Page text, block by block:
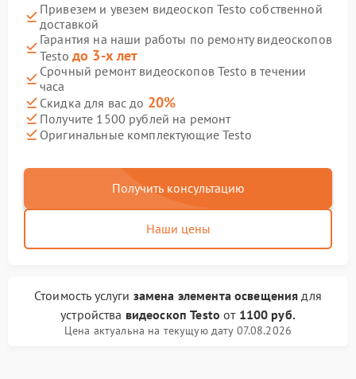
Привезем и увезем видеоскоп Testo собственной
доставкой
Гарантия на наши работы по ремонту видеоскопов
Testo до 3-х лет
Срочный ремонт видеоскопов Testo в течении
часа
Скидка для вас до 20%
Получите 1500 рублей на ремонт
Оригинальные комплектующие Testo
Получить консультацию
Наши цены
Стоимость услуги замена элемента освещения для
устройства видеоскоп Testo от 1100 руб.
Цена актуальна на текущую дату 07.08.2026